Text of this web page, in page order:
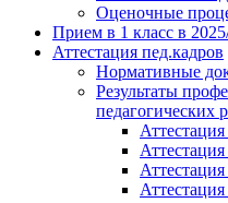
Оценочные
Прием в 1 класс в
Аттестация пед.кадров
Нормативные
Результаты
педагогических